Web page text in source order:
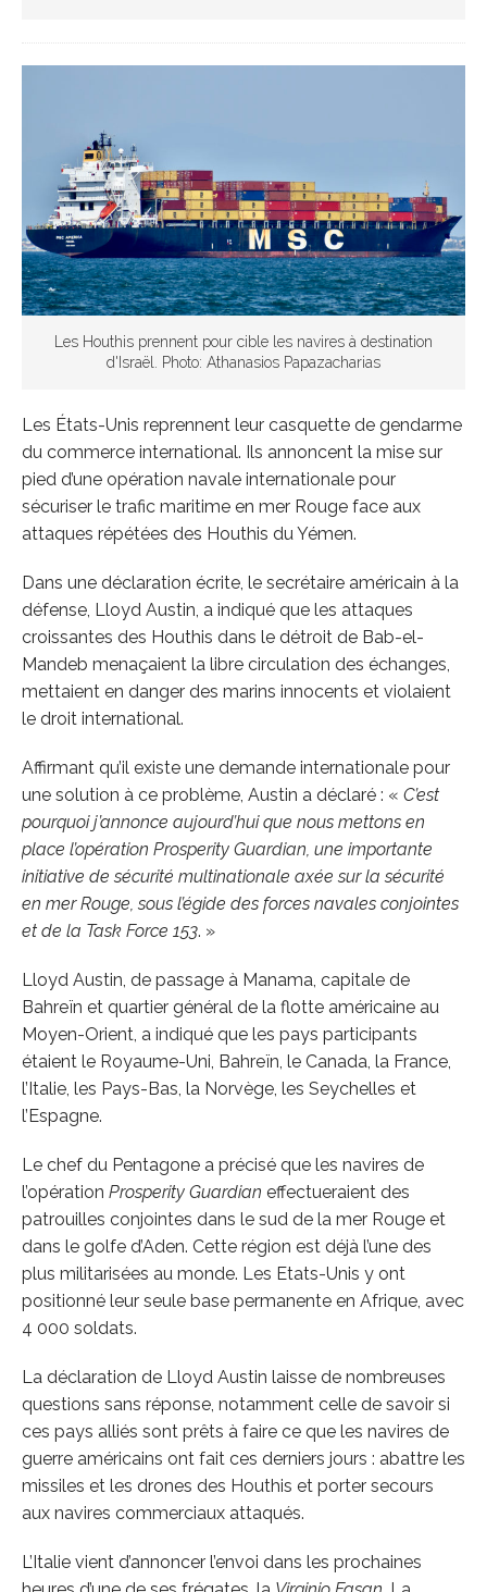
Les Houthis prennent pour cible les navires à destination
d'Israël. Photo: Athanasios Papazacharias
Les États-Unis reprennent leur casquette de gendarme
du commerce international. Ils annoncent la mise sur
pied d’une opération navale internationale pour
sécuriser le trafic maritime en mer Rouge face aux
attaques répétées des Houthis du Yémen.
Dans une déclaration écrite, le secrétaire américain à la
défense, Lloyd Austin, a indiqué que les attaques
croissantes des Houthis dans le détroit de Bab-el-
Mandeb menaçaient la libre circulation des échanges,
mettaient en danger des marins innocents et violaient
le droit international.
Affirmant qu’il existe une demande internationale pour
une solution à ce problème, Austin a déclaré : « C’est
pourquoi j’annonce aujourd’hui que nous mettons en
place l’opération Prosperity Guardian, une importante
initiative de sécurité multinationale axée sur la sécurité
en mer Rouge, sous l’égide des forces navales conjointes
et de la Task Force 153. »
Lloyd Austin, de passage à Manama, capitale de
Bahreïn et quartier général de la flotte américaine au
Moyen-Orient, a indiqué que les pays participants
étaient le Royaume-Uni, Bahreïn, le Canada, la France,
l’Italie, les Pays-Bas, la Norvège, les Seychelles et
l’Espagne.
Le chef du Pentagone a précisé que les navires de
l’opération Prosperity Guardian effectueraient des
patrouilles conjointes dans le sud de la mer Rouge et
dans le golfe d’Aden. Cette région est déjà l’une des
plus militarisées au monde. Les Etats-Unis y ont
positionné leur seule base permanente en Afrique, avec
4 000 soldats.
La déclaration de Lloyd Austin laisse de nombreuses
questions sans réponse, notamment celle de savoir si
ces pays alliés sont prêts à faire ce que les navires de
guerre américains ont fait ces derniers jours : abattre les
missiles et les drones des Houthis et porter secours
aux navires commerciaux attaqués.
L’Italie vient d’annoncer l’envoi dans les prochaines